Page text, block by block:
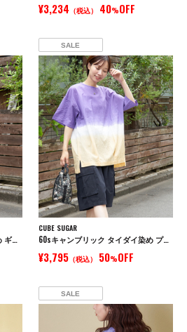
¥3,234 （税込） 40%OFF
60sキャンブリック タイダイ染め ギャザースカート
SALE
CUBE SUGAR
60sキャンブリック タイダイ染め プルオーバーシャツ
¥3,795（税込） 50%OFF
SALE